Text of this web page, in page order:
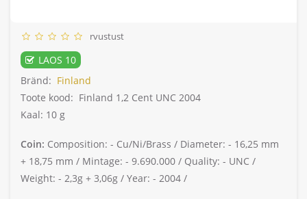
rvustust
LAOS 10
Bränd: Finland
Toote kood: Finland 1,2 Cent UNC 2004
Kaal: 10 g
Coin: Composition: - Cu/Ni/Brass / Diameter: - 16,25 mm
+ 18,75 mm / Mintage: - 9.690.000 / Quality: - UNC /
Weight: - 2,3g + 3,06g / Year: - 2004 /